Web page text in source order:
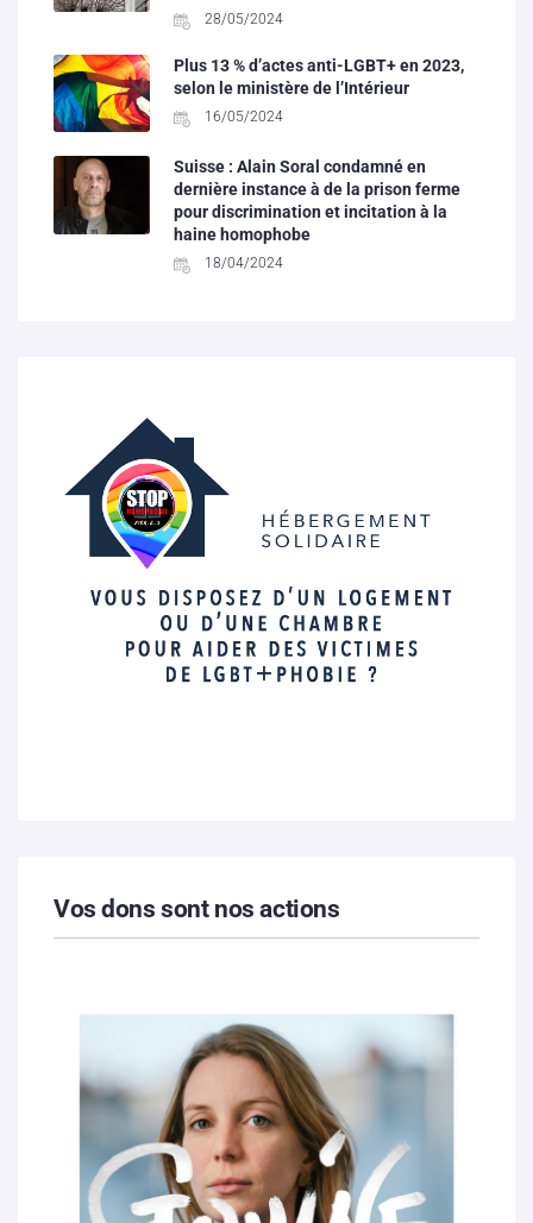
28/05/2024
Plus 13 % d’actes anti-LGBT+ en 2023,
selon le ministère de l’Intérieur
16/05/2024
Suisse : Alain Soral condamné en
dernière instance à de la prison ferme
pour discrimination et incitation à la
haine homophobe
18/04/2024
Vos dons sont nos actions